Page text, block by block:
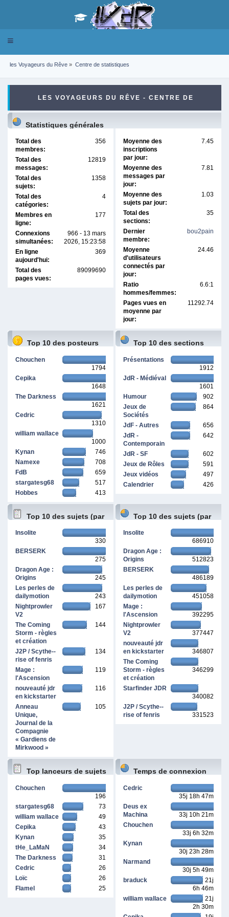
Toggle
les Voyageurs du Rêve » Centre de statistiques
LES VOYAGEURS DU RÊVE - CENTRE DE
STATISTIQUES
Statistiques générales
Total des
membres:
356
Total des
messages:
12819
Total des
sujets:
1358
Total des
catégories:
4
Membres en
ligne:
177
Connexions
simultanées:
966 - 13 mars
2026, 15:23:58
En ligne
aujourd'hui:
369
Total des
pages vues:
89099690
Moyenne des
inscriptions
par jour:
7.45
Moyenne des
messages par
jour:
7.81
Moyenne des
sujets par jour:
1.03
Total des
sections:
35
Dernier
membre:
bou2pain
Moyenne
d'utilisateurs
connectés par
jour:
24.46
Ratio
hommes/femmes:
6.6:1
Pages vues en
moyenne par
jour:
11292.74
Top 10 des posteurs
Chouchen
1794
Cepika
1648
The Darkness
1621
Cedric
1310
william wallace
1000
Kynan
746
Namexe
708
FdB
659
stargatesg68
517
Hobbes
413
Top 10 des sections
Présentations
1912
JdR - Médiéval
1601
Humour
902
Jeux de
Sociétés
864
JdF - Autres
656
JdR -
Contemporain
642
JdR - SF
602
Jeux de Rôles
591
Jeux vidéos
497
Calendrier
426
Top 10 des sujets (par
Insolite
330
BERSERK
275
Dragon Age :
Origins
245
Les perles de
dailymotion
243
Nightprowler
V2
167
The Coming
Storm - règles
et création
144
J2P / Scythe--
rise of fenris
134
Mage :
l'Ascension
119
nouveauté jdr
en kickstarter
116
Anneau
Unique,
Journal de la
Compagnie
« Gardiens de
Mirkwood »
105
Top 10 des sujets (par
Insolite
686910
Dragon Age :
Origins
512823
BERSERK
486189
Les perles de
dailymotion
451058
Mage :
l'Ascension
392295
Nightprowler
V2
377447
nouveauté jdr
en kickstarter
346807
The Coming
Storm - règles
et création
346299
Starfinder JDR
340082
J2P / Scythe--
rise of fenris
331523
Top lanceurs de sujets
Chouchen
196
stargatesg68
73
william wallace
49
Cepika
43
Kynan
35
tHe_LaMaN
34
The Darkness
31
Cedric
26
Loïc
26
Flamel
25
Temps de connexion
Cedric
35j 18h 47m
Deus ex
Machina
33j 10h 21m
Chouchen
33j 6h 32m
Kynan
30j 23h 28m
Narmand
30j 5h 49m
braduck
21j
6h 46m
william wallace
21j
2h 30m